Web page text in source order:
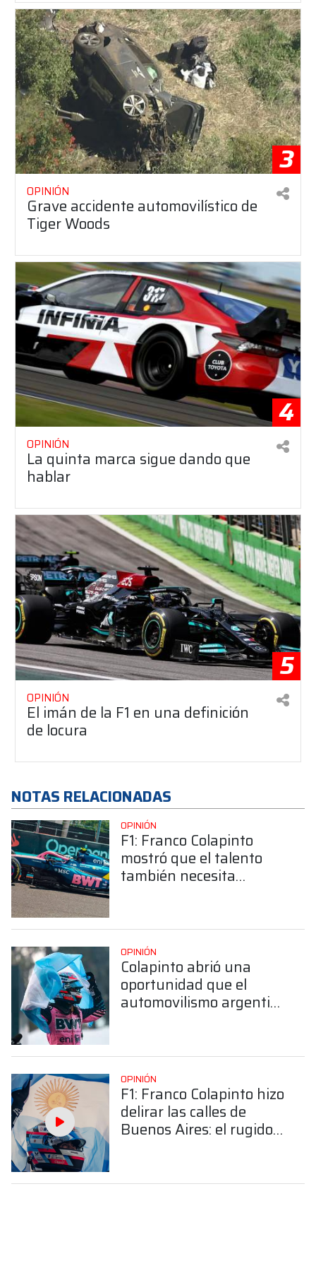
3
OPINIÓN
Grave accidente automovilístico de
Tiger Woods
4
OPINIÓN
La quinta marca sigue dando que
hablar
5
OPINIÓN
El imán de la F1 en una definición
de locura
NOTAS RELACIONADAS
OPINIÓN
F1: Franco Colapinto
mostró que el talento
también necesita
OPINIÓN
Colapinto abrió una
oportunidad que el
automovilismo argentino
OPINIÓN
F1: Franco Colapinto hizo
delirar las calles de
Buenos Aires: el rugido